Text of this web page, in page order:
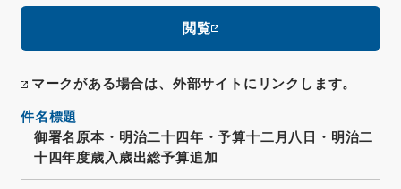
閲覧
マークがある場合は、外部サイトにリンクします。
件名標題
御署名原本・明治二十四年・予算十二月八日・明治二
十四年度歳入歳出総予算追加